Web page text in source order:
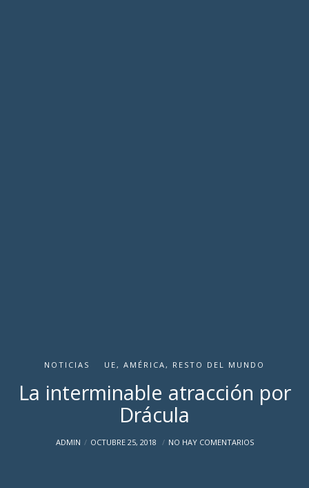
NOTICIAS UE, AMÉRICA, RESTO DEL MUNDO
La interminable atracción por
Drácula
ADMIN OCTUBRE 25, 2018 NO HAY COMENTARIOS